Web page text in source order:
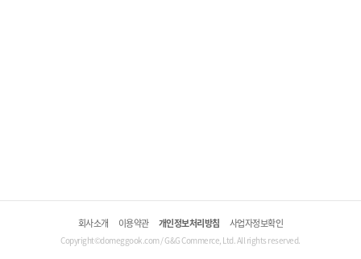
회사소개 이용약관 개인정보처리방침 사업자정보확인
Copyright©domeggook.com / G&G Commerce, Ltd. All rights reserved.